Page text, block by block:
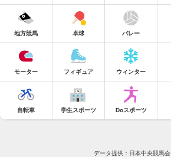
地方競馬 卓球 バレー
モーター フィギュア ウィンター
自転車 学生スポーツ Doスポーツ
データ提供：日本中央競馬会